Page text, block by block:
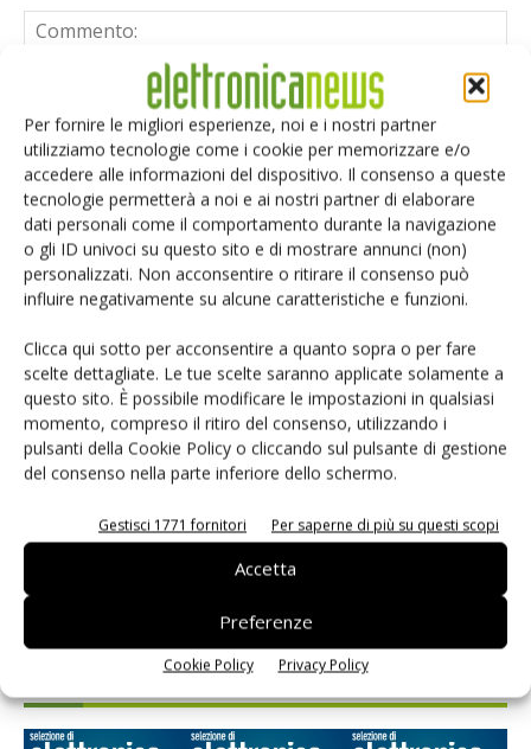
Per fornire le migliori esperienze, noi e i nostri partner
utilizziamo tecnologie come i cookie per memorizzare e/o
accedere alle informazioni del dispositivo. Il consenso a queste
tecnologie permetterà a noi e ai nostri partner di elaborare
dati personali come il comportamento durante la navigazione
o gli ID univoci su questo sito e di mostrare annunci (non)
personalizzati. Non acconsentire o ritirare il consenso può
influire negativamente su alcune caratteristiche e funzioni.
Clicca qui sotto per acconsentire a quanto sopra o per fare
scelte dettagliate. Le tue scelte saranno applicate solamente a
questo sito. È possibile modificare le impostazioni in qualsiasi
momento, compreso il ritiro del consenso, utilizzando i
pulsanti della Cookie Policy o cliccando sul pulsante di gestione
del consenso nella parte inferiore dello schermo.
Gestisci 1771 fornitori Per saperne di più su questi scopi
Accetta
Preferenze
Cookie Policy Privacy Policy
Salva il mio nome, email e sito web in questo browser per i
prossimi commenti.